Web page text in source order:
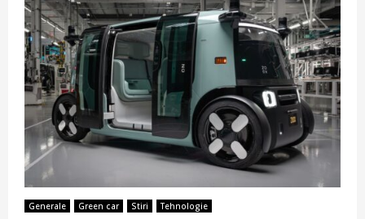
Generale Green car Stiri Tehnologie